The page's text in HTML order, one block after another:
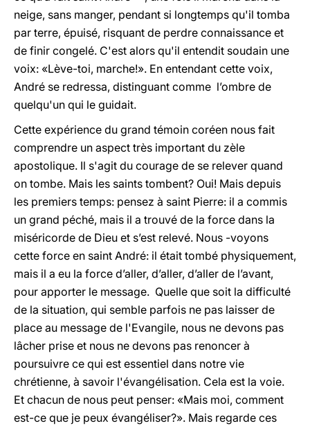
neige, sans manger, pendant si longtemps qu'il tomba
par terre, épuisé, risquant de perdre connaissance et
de finir congelé. C'est alors qu'il entendit soudain une
voix: «Lève-toi, marche!». En entendant cette voix,
André se redressa, distinguant comme l’ombre de
quelqu'un qui le guidait.
Cette expérience du grand témoin coréen nous fait
comprendre un aspect très important du zèle
apostolique. Il s'agit du courage de se relever quand
on tombe. Mais les saints tombent? Oui! Mais depuis
les premiers temps: pensez à saint Pierre: il a commis
un grand péché, mais il a trouvé de la force dans la
miséricorde de Dieu et s’est relevé. Nous -voyons
cette force en saint André: il était tombé physiquement,
mais il a eu la force d’aller, d’aller, d’aller de l’avant,
pour apporter le message. Quelle que soit la difficulté
de la situation, qui semble parfois ne pas laisser de
place au message de l'Evangile, nous ne devons pas
lâcher prise et nous ne devons pas renoncer à
poursuivre ce qui est essentiel dans notre vie
chrétienne, à savoir l'évangélisation. Cela est la voie.
Et chacun de nous peut penser: «Mais moi, comment
est-ce que je peux évangéliser?». Mais regarde ces